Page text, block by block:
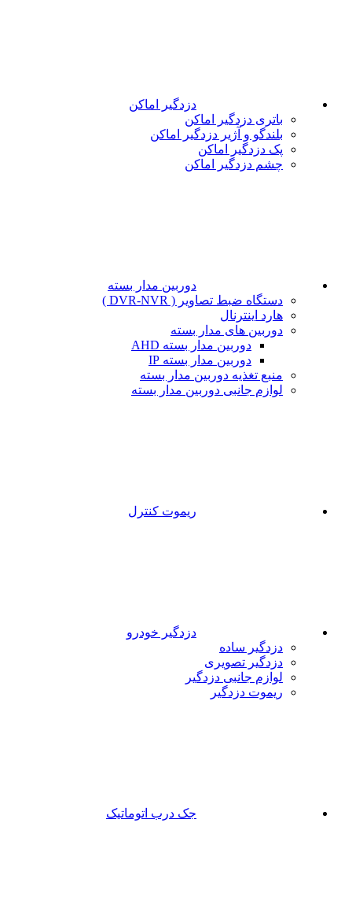
دزدگیر اماکن
باتری دزدگیر اماکن
بلندگو و آژیر دزدگیر اماکن
پک دزدگیر اماکن
چشم دزدگیر اماکن
دوربین مدار بسته
دستگاه ضبط تصاویر ( DVR-NVR )
هارد اینترنال
دوربین های مدار بسته
دوربین مدار بسته AHD
دوربین مدار بسته IP
منبع تغذیه دوربین مدار بسته
لوازم جانبی دوربین مدار بسته
ریموت کنترل
دزدگیر خودرو
دزدگیر ساده
دزدگیر تصویری
لوازم جانبی دزدگیر
ریموت دزدگیر
جک درب اتوماتیک